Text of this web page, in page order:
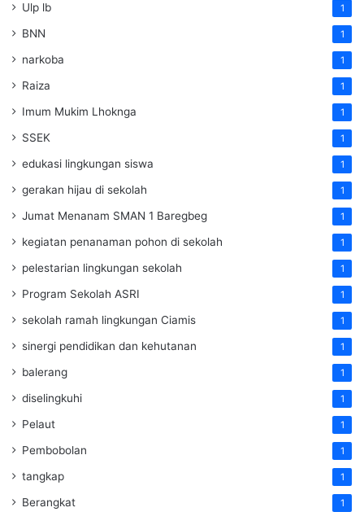
Ulp lb 1
BNN 1
narkoba 1
Raiza 1
Imum Mukim Lhoknga 1
SSEK 1
edukasi lingkungan siswa 1
gerakan hijau di sekolah 1
Jumat Menanam SMAN 1 Baregbeg 1
kegiatan penanaman pohon di sekolah 1
pelestarian lingkungan sekolah 1
Program Sekolah ASRI 1
sekolah ramah lingkungan Ciamis 1
sinergi pendidikan dan kehutanan 1
balerang 1
diselingkuhi 1
Pelaut 1
Pembobolan 1
tangkap 1
Berangkat 1